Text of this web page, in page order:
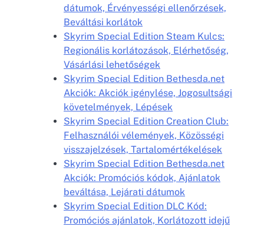
dátumok, Érvényességi ellenőrzések,
Beváltási korlátok
Skyrim Special Edition Steam Kulcs:
Regionális korlátozások, Elérhetőség,
Vásárlási lehetőségek
Skyrim Special Edition Bethesda.net
Akciók: Akciók igénylése, Jogosultsági
követelmények, Lépések
Skyrim Special Edition Creation Club:
Felhasználói vélemények, Közösségi
visszajelzések, Tartalomértékelések
Skyrim Special Edition Bethesda.net
Akciók: Promóciós kódok, Ajánlatok
beváltása, Lejárati dátumok
Skyrim Special Edition DLC Kód:
Promóciós ajánlatok, Korlátozott idejű